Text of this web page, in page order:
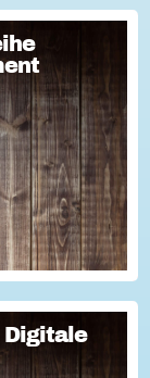
Im Fokus
gewinnen Im
Digitale